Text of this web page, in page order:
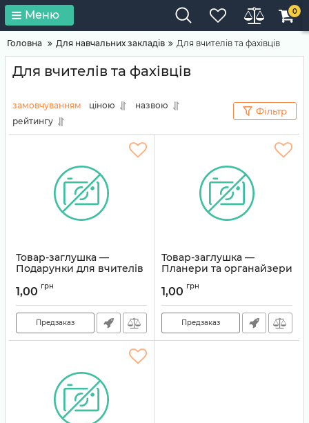
Меню 0
Головна Для навчальних закладів Для вчителів та фахівців
Для вчителів та фахівців
замовчуванням ціною
назвою
рейтингу
Фільтр
Товар-заглушка —
Подарунки для вчителів
1,00 грн
Предзаказ
Товар-заглушка —
Планери та органайзери
1,00 грн
Предзаказ